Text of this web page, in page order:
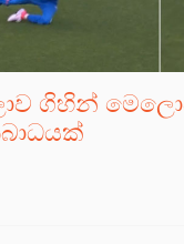
ගිහින්